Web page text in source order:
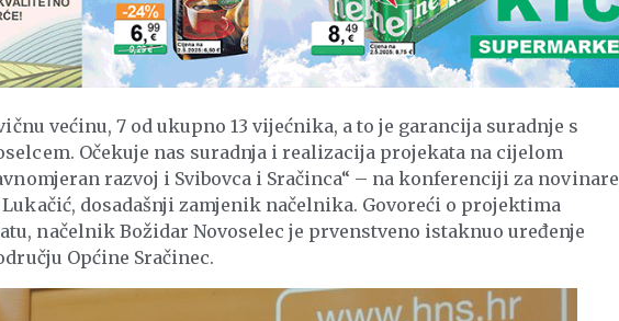
većinu, 7 od ukupno 13 vijećnika, a to je garancija suradnje s
Očekuje nas suradnja i realizacija projekata na cijelom
razvoj i Svibovca i Sračinca“ – na konferenciji za novinare
dosadašnji zamjenik načelnika. Govoreći o projektima
načelnik Božidar Novoselec je prvenstveno istaknuo uređenje
Općine Sračinec.